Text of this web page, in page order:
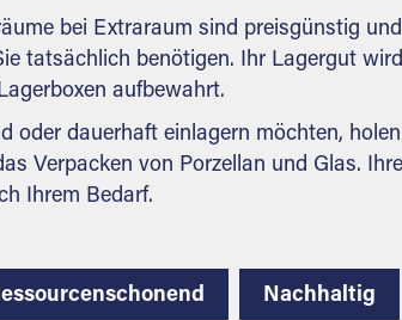
bei Extraraum sind preisgünstig
tatsächlich benötigen. Ihr Lagergut
aufbewahrt.
oder dauerhaft einlagern möchten,
Verpacken von Porzellan und Glas.
Ihrem Bedarf.
Nachhaltig